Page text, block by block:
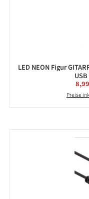
LED NEON Figur
Preise